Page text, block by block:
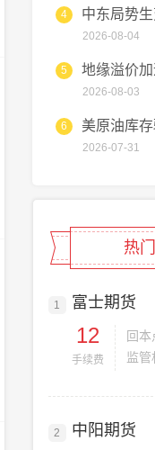
4
2026-08-04
5
2026-08-03
6
2026-07-31
热
1 富士期货
12
手续费
回本
监管
2 中阳期货